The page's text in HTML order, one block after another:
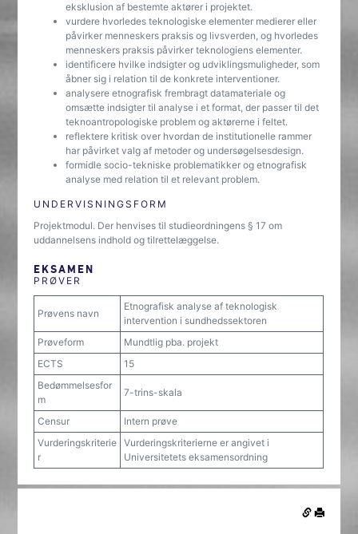
eksklusion af bestemte aktører i projektet.
vurdere hvorledes teknologiske elementer medierer eller
påvirker menneskers praksis og livsverden, og hvorledes
menneskers praksis påvirker teknologiens elementer.
identificere hvilke indsigter og udviklingsmuligheder, som
åbner sig i relation til de konkrete interventioner.
analysere etnografisk frembragt datamateriale og
omsætte indsigter til analyse i et format, der passer til det
teknoantropologiske problem og aktørerne i feltet.
reflektere kritisk over hvordan de institutionelle rammer
har påvirket valg af metoder og undersøgelsesdesign.
formidle socio-tekniske problematikker og etnografisk
analyse med relation til et relevant problem.
UNDERVISNINGSFORM
Projektmodul. Der henvises til studieordningens § 17 om
uddannelsens indhold og tilrettelæggelse.
EKSAMEN
PRØVER
Prøvens navn
Etnografisk analyse af teknologisk
intervention i sundhedssektoren
Prøveform
Mundtlig pba. projekt
ECTS
15
Bedømmelsesfor
m
7-trins-skala
Censur
Intern prøve
Vurderingskriterie
r
Vurderingskriterierne er angivet i
Universitetets eksamensordning